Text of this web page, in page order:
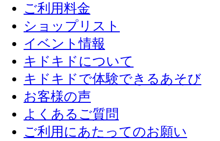
ご利用料金
ショップリスト
イベント情報
キドキドについて
キドキドで体験できるあそび
お客様の声
よくあるご質問
ご利用にあたってのお願い